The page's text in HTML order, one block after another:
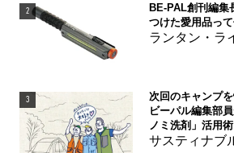
2
BE-PAL創刊編集
つけた愛用品って
ランタン・ラ
3
次回のキャンプ
ビーパル編集部
ノミ洗剤」活用
サスティナブ